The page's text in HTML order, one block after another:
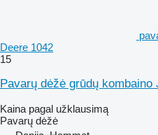
Deere 1042
15
Pavarų dėžė grūdų kombaino
Kaina pagal užklausimą
Pavarų dėžė